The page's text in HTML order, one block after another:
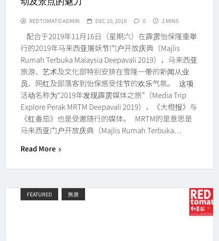
REDTOMATO ADMIN DEC 10, 2019 0 2 MINS
配合于2019年11月16日（星期六）在霹雳怡保隆重举
行的2019年马来西亚屠妖节门户开放庆典（Majlis
Rumah Terbuka Malaysia Deepavali 2019），马来西亚
旅游、艺术及文化部特别安排在雪隆一带的新闻从业
员、网红及部落客到怡保感受佳节的欢乐气氛。 这项
活动名称为“2019年发现霹雳媒体之旅”（Media Trip
Explore Perak MRTM Deepavali 2019），《大橙报》与
《红番茄》也是受邀随行的媒体。 MRTM的是意思是
马来西亚门户开放庆典（Majlis Rumah Terbuka…
Read More
FEATURED 旅游